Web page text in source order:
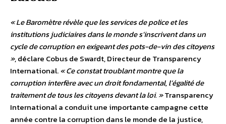
« Le Baromètre révèle que les services de police et les
institutions judiciaires dans le monde s’inscrivent dans un
cycle de corruption en exigeant des pots-de-vin des citoyens
», déclare Cobus de Swardt, Directeur de Transparency
International.« Ce constat troublant montre que la
corruption interfère avec un droit fondamental, l’égalité de
traitement de tous les citoyens devant la loi. »Transparency
International a conduit une importante campagne cette
année contre la corruption dans le monde de la justice,